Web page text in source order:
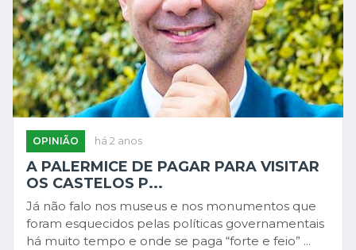
OPINIÃO há 2 anos
A PALERMICE DE PAGAR PARA VISITAR
OS CASTELOS P...
Já não falo nos museus e nos monumentos que
foram esquecidos pelas políticas governamentais
há muito tempo e onde se paga “forte e feio” ...